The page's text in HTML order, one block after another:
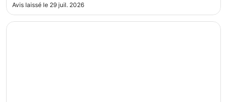
dans le couloir et dans lequel est posé le coffre-fort + ..."
Avis laissé le 29 juil. 2026
S’ouvre dans une nouvelle fenêtre
Hotel Suisse